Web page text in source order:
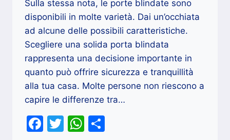
Sulla stessa nota, le porte blindate sono
disponibili in molte varietà. Dai un’occhiata
ad alcune delle possibili caratteristiche.
Scegliere una solida porta blindata
rappresenta una decisione importante in
quanto può offrire sicurezza e tranquillità
alla tua casa. Molte persone non riescono a
capire le differenze tra…
Facebook
TwitterWhatsApp